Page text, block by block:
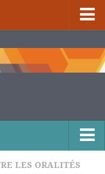
LES ORALITÉS